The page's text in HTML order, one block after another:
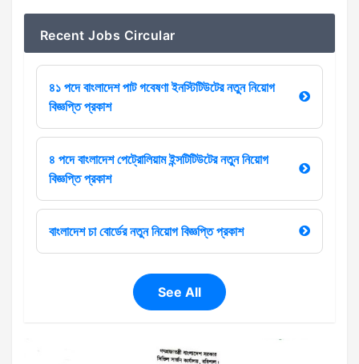
Recent Jobs Circular
৪১ পদে বাংলাদেশ পাট গবেষণা ইনস্টিটিউটের নতুন নিয়োগ
বিজ্ঞপ্তি প্রকাশ
৪ পদে বাংলাদেশ পেট্রোলিয়াম ইন্সটিটিউটের নতুন নিয়োগ
বিজ্ঞপ্তি প্রকাশ
বাংলাদেশ চা বোর্ডের নতুন নিয়োগ বিজ্ঞপ্তি প্রকাশ
See All